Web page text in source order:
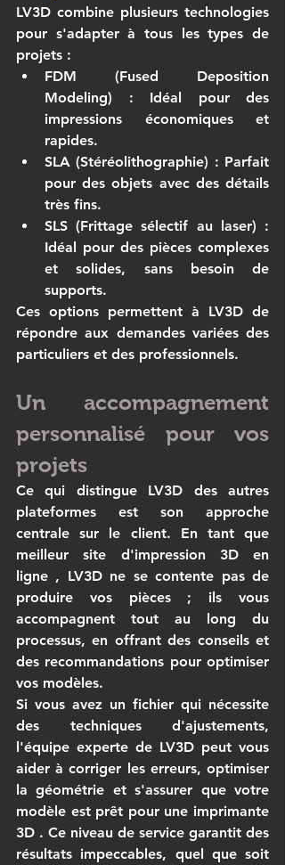
LV3D combine plusieurs technologies
pour s'adapter à tous les types de
projets :
FDM (Fused Deposition
Modeling) : Idéal pour des
impressions économiques et
rapides.
SLA (Stéréolithographie) : Parfait
pour des objets avec des détails
très fins.
SLS (Frittage sélectif au laser) :
Idéal pour des pièces complexes
et solides, sans besoin de
supports.
Ces options permettent à LV3D de
répondre aux demandes variées des
particuliers et des professionnels.
Un accompagnement
personnalisé pour vos
projets
Ce qui distingue LV3D des autres
plateformes est son approche
meilleur site d'impression 3D en
ligne , LV3D ne se contente pas de
produire vos pièces ; ils vous
accompagnent tout au long du
processus, en offrant des conseils et
des recommandations pour optimiser
vos modèles.
Si vous avez un fichier qui nécessite
des techniques d'ajustements,
l'équipe experte de LV3D peut vous
aider à corriger les erreurs, optimiser
la géométrie et s'assurer que votre
modèle est prêt pour une imprimante
3D . Ce niveau de service garantit des
résultats impeccables, quel que soit